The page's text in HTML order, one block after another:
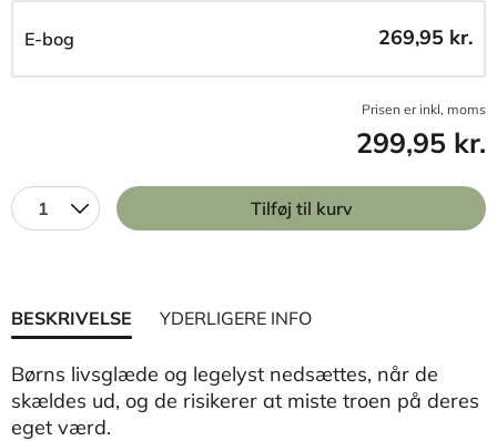
E-bog 269,95 kr.
Prisen er inkl, moms
299,95 kr.
1 Tilføj til kurv
BESKRIVELSE YDERLIGERE INFO
Børns livsglæde og legelyst nedsættes, når de
skældes ud, og de risikerer at miste troen på deres
eget værd.